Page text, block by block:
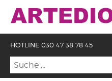
HOTLINE 030 47 38 78 45